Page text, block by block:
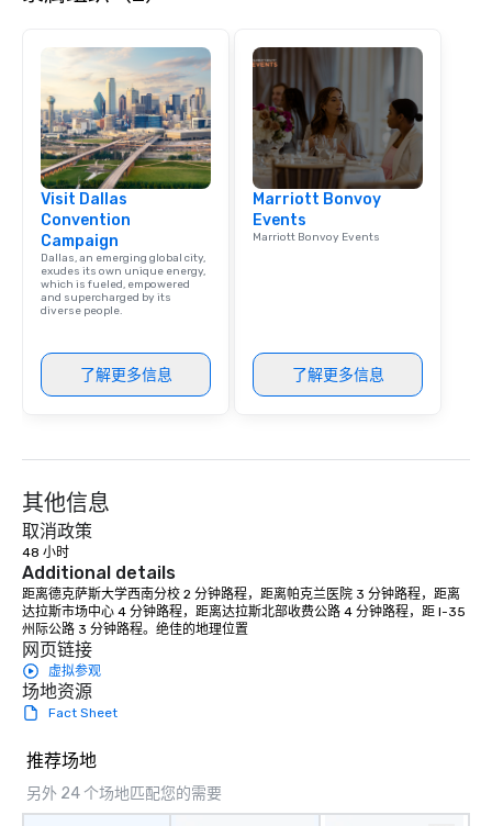
Visit Dallas
Convention
Campaign
Dallas, an emerging global city,
exudes its own unique energy,
which is fueled, empowered
and supercharged by its
diverse people.
了解更多信息
Marriott Bonvoy
Events
Marriott Bonvoy Events
了解更多信息
其他信息
取消政策
48 小时
Additional details
距离德克萨斯大学西南分校 2 分钟路程，距离帕克兰医院 3 分钟路程，距离
达拉斯市场中心 4 分钟路程，距离达拉斯北部收费公路 4 分钟路程，距 I-35
州际公路 3 分钟路程。绝佳的地理位置
网页链接
虚拟参观
场地资源
Fact Sheet
推荐场地
另外 24 个场地匹配您的需要